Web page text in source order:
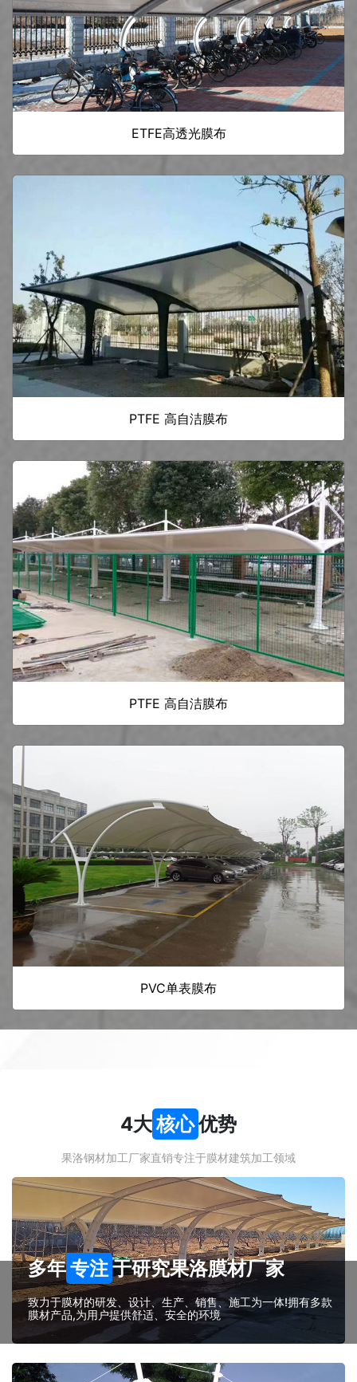
ETFE高透光膜布
PTFE 高自洁膜布
PTFE 高自洁膜布
PVC单表膜布
4大核心优势
果洛钢材加工厂家直销专注于膜材建筑加工领域
多年专注于研究果洛膜材厂家
致力于膜材的研发、设计、生产、销售、施工为一体!拥有多款
膜材产品,为用户提供舒适、安全的环境